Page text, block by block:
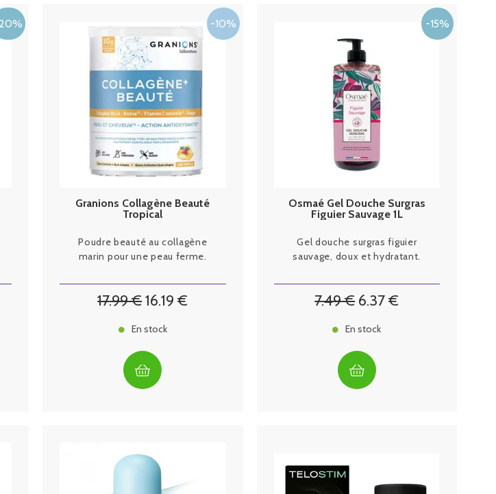
Granions Collagène Beauté
Tropical
Poudre beauté au collagène
marin pour une peau ferme.
17.99€16.19 €
En stock
Osmaé Gel Douche Surgras
Figuier Sauvage 1L
Gel douche surgras figuier
sauvage, doux et hydratant.
7.49€ 6.37€
En stock